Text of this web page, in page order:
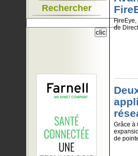
Rechercher
de
Grâce à
de